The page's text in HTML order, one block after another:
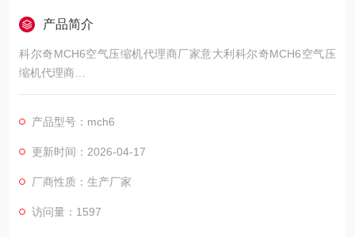
产品简介
科尔奇MCH6空气压缩机代理商厂家意大利科尔奇MCH6空气压
缩机代理商
供应商：科尔奇中国有限公司
美好未来!
每一份产品，每一份放心"我们的庄严！“服务于安全！服务于健
中国的呼吸器压缩机-济宁科尔奇机电设备有限公司
产品型号：mch6
更新时间：2026-04-17
厂商性质：生产厂家
访问量：1597